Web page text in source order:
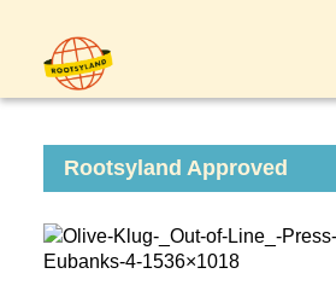
Rootsyland Approved